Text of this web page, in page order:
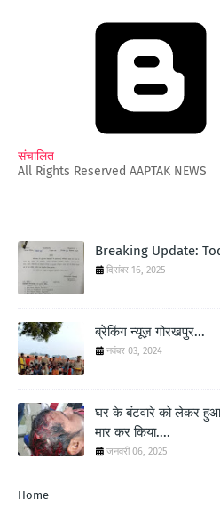
संचालित
All Rights Reserved AAPTAK NEWS
Breaking Update:
दिसंबर 16, 2025
ब्रेकिंग न्यूज़ गोरखपुर...
नवंबर 03, 2024
घर के बंटवारे को लेकर हुआ
मार कर किया....
जनवरी 06, 2025
Home